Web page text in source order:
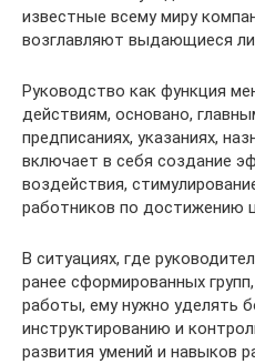
известные всему миру
возглавляют выдающиеся
Руководство как функция
действиям, основано,
предписаниях, указаниях,
включает в себя создание
воздействия,
работников по достижению
В ситуациях, где
ранее сформированных
работы, ему нужно уделять
инструктированию и
развития умений и навыков